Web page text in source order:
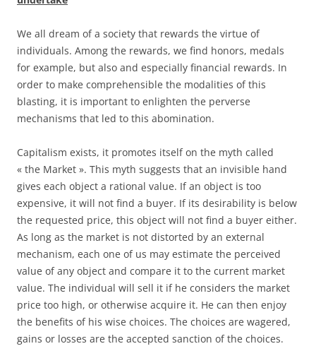
We all dream of a society that rewards the virtue of
individuals. Among the rewards, we find honors, medals
for example, but also and especially financial rewards. In
order to make comprehensible the modalities of this
blasting, it is important to enlighten the perverse
mechanisms that led to this abomination.
Capitalism exists, it promotes itself on the myth called
« the Market ». This myth suggests that an invisible hand
gives each object a rational value. If an object is too
expensive, it will not find a buyer. If its desirability is below
the requested price, this object will not find a buyer either.
As long as the market is not distorted by an external
mechanism, each one of us may estimate the perceived
value of any object and compare it to the current market
value. The individual will sell it if he considers the market
price too high, or otherwise acquire it. He can then enjoy
the benefits of his wise choices. The choices are wagered,
gains or losses are the accepted sanction of the choices.